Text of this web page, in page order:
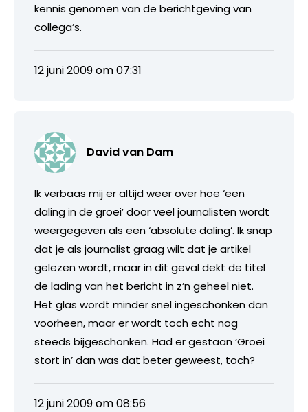
kennis genomen van de berichtgeving van
collega’s.
12 juni 2009 om 07:31
David van Dam
Ik verbaas mij er altijd weer over hoe ‘een
daling in de groei’ door veel journalisten wordt
weergegeven als een ‘absolute daling’. Ik snap
dat je als journalist graag wilt dat je artikel
gelezen wordt, maar in dit geval dekt de titel
de lading van het bericht in z’n geheel niet.
Het glas wordt minder snel ingeschonken dan
voorheen, maar er wordt toch echt nog
steeds bijgeschonken. Had er gestaan ‘Groei
stort in’ dan was dat beter geweest, toch?
12 juni 2009 om 08:56